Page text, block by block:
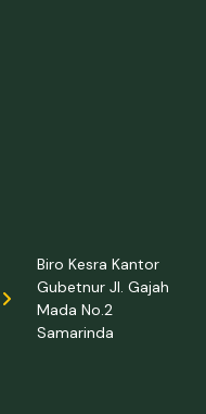
Biro Kesra Kantor
Gubetnur Jl. Gajah
Mada No.2
Samarinda